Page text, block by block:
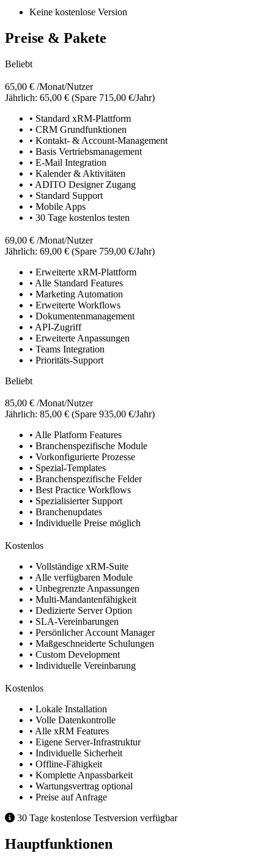
Keine kostenlose Version
Preise & Pakete
Beliebt
65,00 € /Monat/Nutzer
Jährlich: 65,00 € (Spare 715,00 €/Jahr)
• Standard xRM-Plattform
• CRM Grundfunktionen
• Kontakt- & Account-Management
• Basis Vertriebsmanagement
• E-Mail Integration
• Kalender & Aktivitäten
• ADITO Designer Zugang
• Standard Support
• Mobile Apps
• 30 Tage kostenlos testen
69,00 € /Monat/Nutzer
Jährlich: 69,00 € (Spare 759,00 €/Jahr)
• Erweiterte xRM-Plattform
• Alle Standard Features
• Marketing Automation
• Erweiterte Workflows
• Dokumentenmanagement
• API-Zugriff
• Erweiterte Anpassungen
• Teams Integration
• Prioritäts-Support
Beliebt
85,00 € /Monat/Nutzer
Jährlich: 85,00 € (Spare 935,00 €/Jahr)
• Alle Platform Features
• Branchenspezifische Module
• Vorkonfigurierte Prozesse
• Spezial-Templates
• Branchenspezifische Felder
• Best Practice Workflows
• Spezialisierter Support
• Branchenupdates
• Individuelle Preise möglich
Kostenlos
• Vollständige xRM-Suite
• Alle verfügbaren Module
• Unbegrenzte Anpassungen
• Multi-Mandantenfähigkeit
• Dedizierte Server Option
• SLA-Vereinbarungen
• Persönlicher Account Manager
• Maßgeschneiderte Schulungen
• Custom Development
• Individuelle Vereinbarung
Kostenlos
• Lokale Installation
• Volle Datenkontrolle
• Alle xRM Features
• Eigene Server-Infrastruktur
• Individuelle Sicherheit
• Offline-Fähigkeit
• Komplette Anpassbarkeit
• Wartungsvertrag optional
• Preise auf Anfrage
30 Tage kostenlose Testversion verfügbar
Hauptfunktionen